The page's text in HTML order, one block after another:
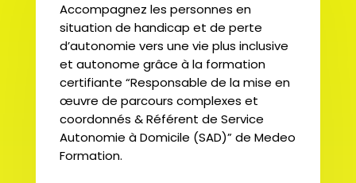
Accompagnez les personnes en
situation de handicap et de perte
d’autonomie vers une vie plus inclusive
et autonome grâce à la formation
certifiante “Responsable de la mise en
œuvre de parcours complexes et
coordonnés & Référent de Service
Autonomie à Domicile (SAD)” de Medeo
Formation.